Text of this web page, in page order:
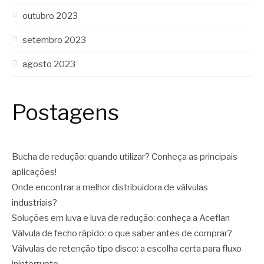
outubro 2023
setembro 2023
agosto 2023
Postagens
Bucha de redução: quando utilizar? Conheça as principais
aplicações!
Onde encontrar a melhor distribuidora de válvulas
industriais?
Soluções em luva e luva de redução: conheça a Aceflan
Válvula de fecho rápido: o que saber antes de comprar?
Válvulas de retenção tipo disco: a escolha certa para fluxo